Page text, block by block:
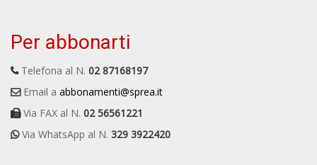
Per abbonarti
Telefona al N. 02 87168197
Email a abbonamenti@sprea.it
Via FAX al N. 02 56561221
Via WhatsApp al N. 329 3922420